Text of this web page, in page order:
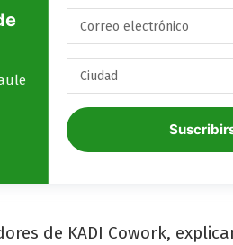
de KADI Cowork,